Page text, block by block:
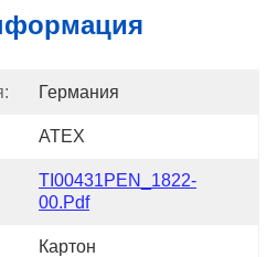
Германия
ATEX
TI00431PEN_1822-
00.pdf
Картон